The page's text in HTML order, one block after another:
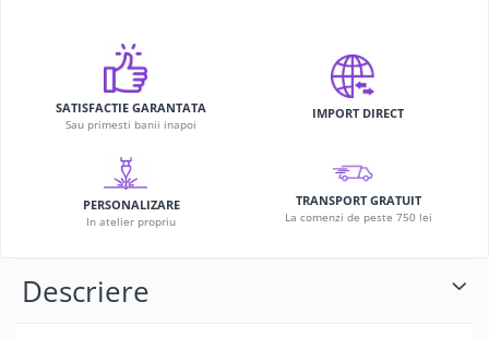
SATISFACTIE GARANTATA
Sau primesti banii inapoi
IMPORT DIRECT
PERSONALIZARE
In atelier propriu
TRANSPORT GRATUIT
La comenzi de peste 750 lei
Descriere